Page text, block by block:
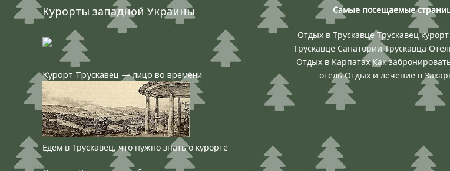
Курорты западной Украины
Курорт Трускавец — лицо во времени
Едем в Трускавец, что нужно знать о курорте
Самые посещаемые
Отдых в Трускавце Трускавец курорт
Трускавце Санатории Трускавца
Отдых в Карпатах Как
отель Отдых и лечение в